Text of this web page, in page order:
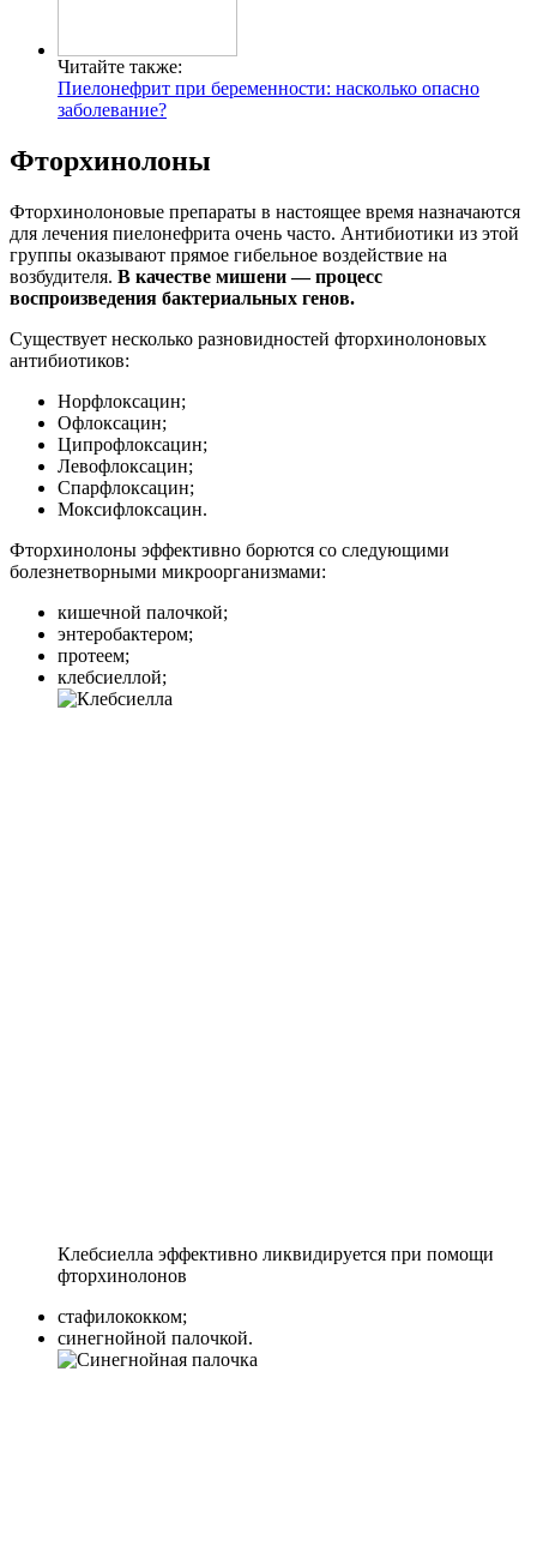
Читайте также:
Пиелонефрит при беременности: насколько опасно
заболевание?
Фторхинолоны
Фторхинолоновые препараты в настоящее время назначаются
для лечения пиелонефрита очень часто. Антибиотики из этой
группы оказывают прямое гибельное воздействие на
возбудителя. В качестве мишени — процесс
воспроизведения бактериальных генов.
Существует несколько разновидностей фторхинолоновых
антибиотиков:
Норфлоксацин;
Офлоксацин;
Ципрофлоксацин;
Левофлоксацин;
Спарфлоксацин;
Моксифлоксацин.
Фторхинолоны эффективно борются со следующими
болезнетворными микроорганизмами:
кишечной палочкой;
энтеробактером;
протеем;
клебсиеллой;
Клебсиелла эффективно ликвидируется при помощи
фторхинолонов
стафилококком;
синегнойной палочкой.